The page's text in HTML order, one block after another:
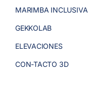
MARIMBA INCLUSIVA
GEKKOLAB
ELEVACIONES
CON-TACTO 3D